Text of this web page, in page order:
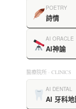
POETRY
詩情
AI ORACLE
AI神諭
醫療院所 · CLINICS
AI DENTAL
AI 牙科地